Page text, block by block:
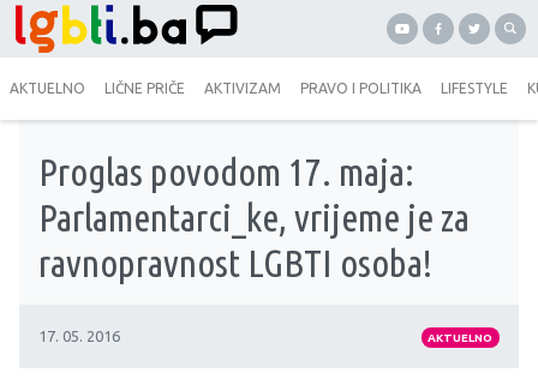
AKTUELNO LIČNE PRIČE AKTIVIZAM PRAVO I POLITIKA LIFESTYLE
Proglas povodom 17. maja:
Parlamentarci_ke, vrijeme je za
ravnopravnost LGBTI osoba!
17. 05. 2016 AKTUELNO